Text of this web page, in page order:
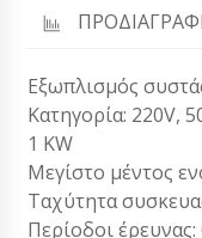
Εξωπλισμός
Κατηγορία: 220V,
1 KW
Μεγίστο μέντος
Ταχύτητα
Περίοδοι